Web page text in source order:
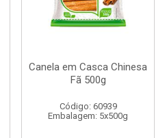
Canela em Casca Chinesa
Fã 500g
Código: 60939
Embalagem: 5x500g